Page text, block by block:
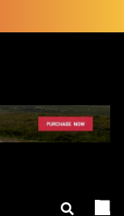
Pro
hơn